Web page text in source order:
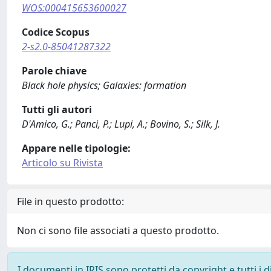
WOS:000415653600027
Codice Scopus
2-s2.0-85041287322
Parole chiave
Black hole physics; Galaxies: formation
Tutti gli autori
D'Amico, G.; Panci, P.; Lupi, A.; Bovino, S.; Silk, J.
Appare nelle tipologie:
Articolo su Rivista
File in questo prodotto:
Non ci sono file associati a questo prodotto.